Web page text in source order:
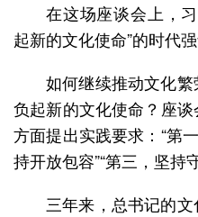
在这场座谈会上，
起新的文化使命”的时代强
如何继续推动文化
负起新的文化使命？座
方面提出实践要求：“第
持开放包容”“第三，坚持
三年来，总书记的